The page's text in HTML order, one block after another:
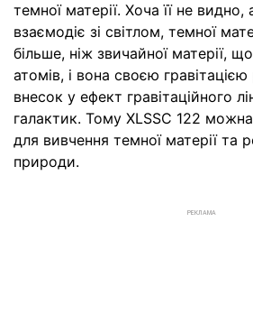
темної матерії. Хоча її не
взаємодіє зі світлом, темної
більше, ніж звичайної матерії,
атомів, і вона своєю
внесок у ефект гравітаційного
галактик. Тому XLSSC 122
для вивчення темної матерії та
природи.
РЕКЛАМА